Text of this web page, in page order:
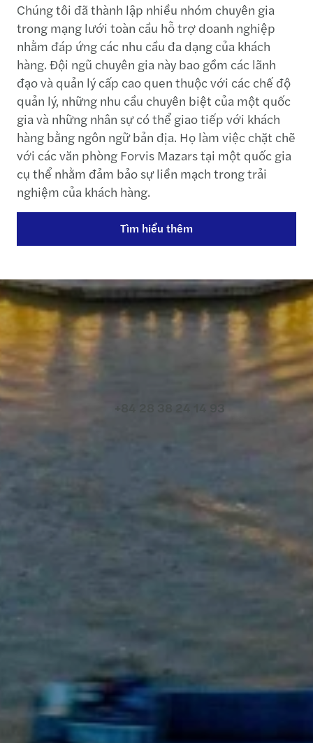
Chúng tôi đã thành lập nhiều nhóm chuyên gia
trong mạng lưới toàn cầu hỗ trợ doanh nghiệp
nhằm đáp ứng các nhu cầu đa dạng của khách
hàng. Đội ngũ chuyên gia này bao gồm các lãnh
đạo và quản lý cấp cao quen thuộc với các chế độ
quản lý, những nhu cầu chuyên biệt của một quốc
gia và những nhân sự có thể giao tiếp với khách
hàng bằng ngôn ngữ bản địa. Họ làm việc chặt chẽ
với các văn phòng Forvis Mazars tại một quốc gia
cụ thể nhằm đảm bảo sự liền mạch trong trải
nghiệm của khách hàng.
Tìm hiểu thêm
Liên hệ với chúng tôi
+84 28 38 24 14 93
Sơ đồ web